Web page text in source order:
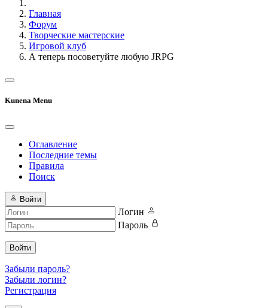
Главная
Форум
Творческие мастерские
Игровой клуб
А теперь посоветуйте любую JRPG
Kunena Menu
Оглавление
Последние темы
Правила
Поиск
Войти
Логин
Пароль
Войти
Забыли пароль?
Забыли логин?
Регистрация